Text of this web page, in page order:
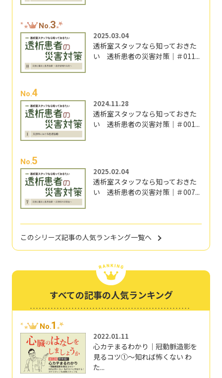
No.3
2025.03.04
透析室スタッフなら知っておきた
い 透析患者の災害対策｜＃011...
No.4
2024.11.28
透析室スタッフなら知っておきた
い 透析患者の災害対策｜＃001...
No.5
2025.02.04
透析室スタッフなら知っておきた
い 透析患者の災害対策｜＃007...
このシリーズ記事の人気ランキング一覧へ
すべての記事の人気ランキング
No.1
2022.01.11
心カテまるわかり｜冠動脈造影を
見るコツ①～知れば怖くない わ
た...